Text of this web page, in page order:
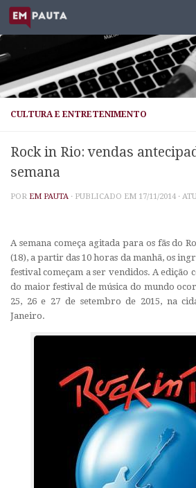
Skip to content
CULTURA E ENTRETENIMENTO
Rock in Rio: vendas
semana
POR EM PAUTA · PUBLICADO EM 17/11/2014 ·
A semana começa agitada para os fãs do
(18), a partir das 10 horas da manhã, os
festival começam a ser vendidos. A edição
do maior festival de música do mundo
25, 26 e 27 de setembro de 2015, na
Janeiro.